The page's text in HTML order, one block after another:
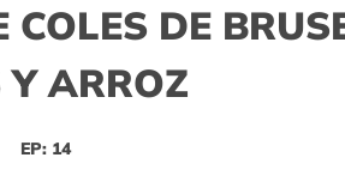
COLES DE
Y ARROZ
EP: 14